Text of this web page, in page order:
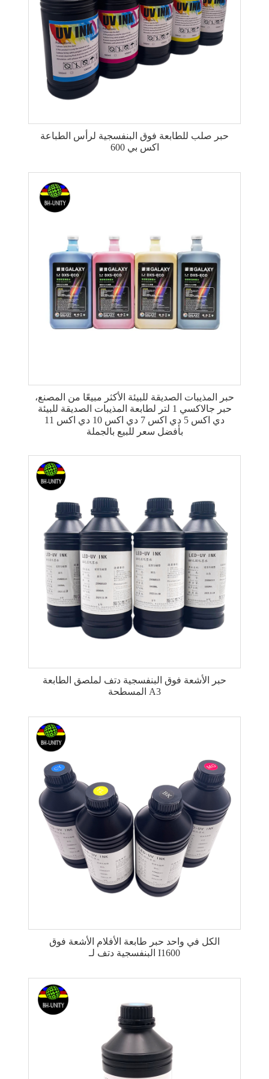
حبر صلب للطابعة فوق البنفسجية لرأس الطباعة
اكس بي 600
حبر المذيبات الصديقة للبيئة الأكثر مبيعًا من المصنع،
حبر جالاكسي 1 لتر لطابعة المذيبات الصديقة للبيئة
دي اكس 5 دي اكس 7 دي اكس 10 دي اكس 11
بأفضل سعر للبيع بالجملة
حبر الأشعة فوق البنفسجية دتف لملصق الطابعة
المسطحة A3
الكل في واحد حبر طابعة الأفلام الأشعة فوق
البنفسجية دتف لـ I1600